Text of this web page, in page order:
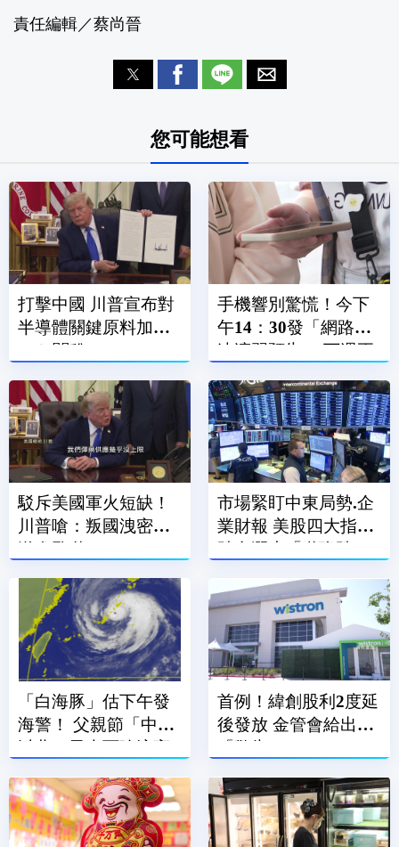
責任編輯／蔡尚晉
您可能想看
打擊中國 川普宣布對
半導體關鍵原料加徵
15％關稅
手機響別驚慌！今下
午14：30發「網路降
速演習預告」 下週正
駁斥美國軍火短缺！
川普嗆：叛國洩密者
送進監獄
市場緊盯中東局勢.企
業財報 美股四大指數
跌多漲少「道瓊跌464
「白海豚」估下午發
海警！ 父親節「中部
以北」風大雨強浪高
首例！緯創股利2度延
後發放 金管會給出
「警告」